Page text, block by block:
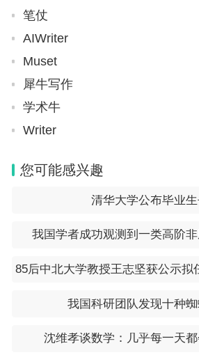
笔仗
AIWriter
Muset
犀牛写作
学术牛
Writer
您可能感兴趣
清华大学公布毕业
我国学者成功观测到一类高阶
我国科研团队发现十种
沈维孝谈数学：几乎每一天